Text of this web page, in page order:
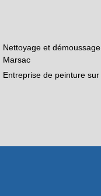
Nettoyage et
Marsac
Entreprise de peinture